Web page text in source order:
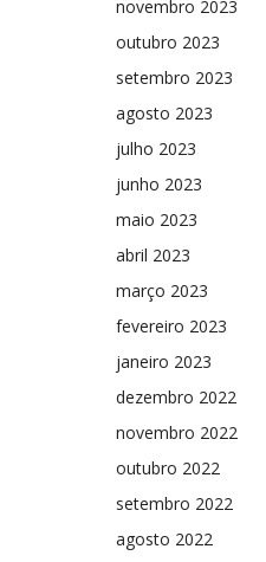
novembro 2023
outubro 2023
setembro 2023
agosto 2023
julho 2023
junho 2023
maio 2023
abril 2023
março 2023
fevereiro 2023
janeiro 2023
dezembro 2022
novembro 2022
outubro 2022
setembro 2022
agosto 2022